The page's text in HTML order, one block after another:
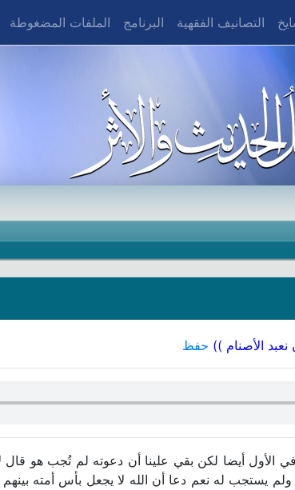
التصانيف الفقهية البرنامج الملفات المضغوطة
الأصنام )) حفظ
أيضا لكن بقي علينا أن دعوته لم تُجب هو قال
يستجب له نعم دعا أن الله لا يجعل بأس أمته